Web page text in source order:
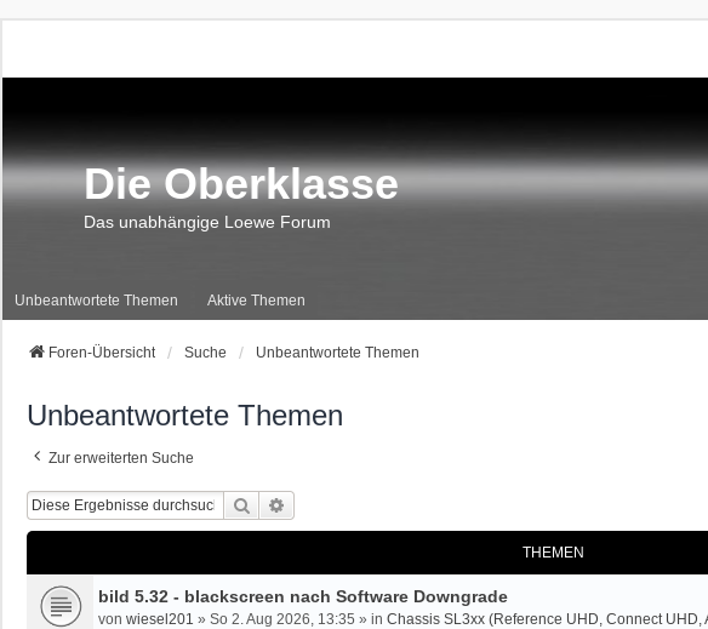
Die Oberklasse
Das unabhängige Loewe Forum
Unbeantwortete Themen Aktive Themen
Foren-Übersicht Suche Unbeantwortete Themen
Unbeantwortete Themen
Zur erweiterten Suche
Suche
THEMEN
bild 5.32 - blackscreen nach Software Downgrade
von wiesel201 » So 2. Aug 2026, 13:35 » in Chassis SL3xx (Reference UHD, Connect